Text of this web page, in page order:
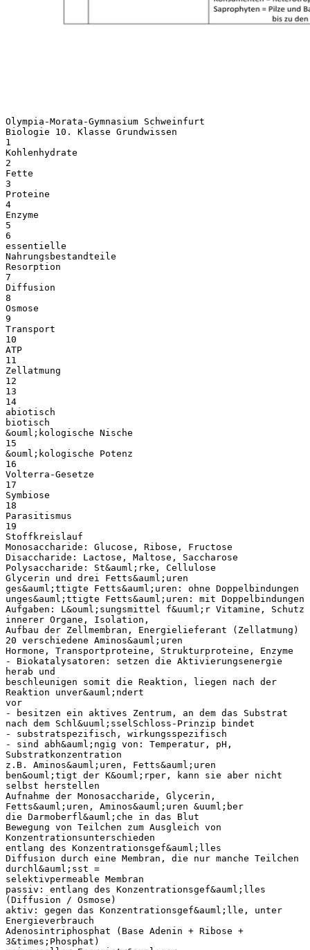
Olympia-Morata-Gymnasium Schweinfurt
Biologie 10. Klasse Grundwissen
1
Kohlenhydrate
2
Fette
3
Proteine
4
Enzyme
5
6
essentielle
Nahrungsbestandteile
Resorption
7
Diffusion
8
Osmose
9
Transport
10
ATP
11
Zellatmung
12
13
14
abiotisch
biotisch
&ouml;kologische Nische
15
&ouml;kologische Potenz
16
Volterra-Gesetze
17
Symbiose
18
Parasitismus
19
Stoffkreislauf
Monosaccharide: Glucose, Ribose, Fructose
Disaccharide: Lactose, Maltose, Saccharose
Polysaccharide: St&auml;rke, Cellulose
Glycerin und drei Fetts&auml;uren
ges&auml;ttigte Fetts&auml;uren: ohne Doppelbindungen
unges&auml;ttigte Fetts&auml;uren: mit Doppelbindungen
Aufgaben: L&ouml;sungsmittel f&uuml;r Vitamine, Schutz
innerer Organe, Isolation,
Aufbau der Zellmembran, Energielieferant (Zellatmung)
20 verschiedene Aminos&auml;uren
Hormone, Transportproteine, Strukturproteine, Enzyme
- Biokatalysatoren: setzen die Aktivierungsenergie
herab und
beschleunigen somit die Reaktion, liegen nach der
Reaktion unver&auml;ndert
vor
- besitzen ein aktives Zentrum, an dem das Substrat
nach dem Schl&uuml;sselSchloss-Prinzip bindet
- substratspezifisch, wirkungsspezifisch
- sind abh&auml;ngig von: Temperatur, pH,
Substratkonzentration
z.B. Aminos&auml;uren, Fetts&auml;uren
ben&ouml;tigt der K&ouml;rper, kann sie aber nicht
selbst herstellen
Aufnahme der Monosaccharide, Glycerin,
Fetts&auml;uren, Aminos&auml;uren &uuml;ber
die Darmoberfl&auml;che in das Blut
Bewegung von Teilchen zum Ausgleich von
Konzentrationsunterschieden
entlang des Konzentrationsgef&auml;lles
Diffusion durch eine Membran, die nur manche Teilchen
durchl&auml;sst =
selektivpermeable Membran
passiv: entlang des Konzentrationsgef&auml;lles
(Diffusion / Osmose)
aktiv: gegen das Konzentrationsgef&auml;lle, unter
Energieverbrauch
Adenosintriphosphat (Base Adenin + Ribose +
3&times;Phosphat)